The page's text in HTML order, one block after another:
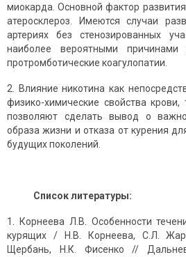
миокарда. Основной фактор
атеросклероз. Имеются случаи
артериях без стенозированных
наиболее вероятными
протромботические коагулопатии.
2. Влияние никотина как
физико-химические свойства
позволяют сделать вывод о
образа жизни и отказа от курения
будущих поколений.
Список литературы:
Корнеева Л.В. Особенности
курящих / Н.В. Корнеева, С.Л.
Щербань, Н.К. Фисенко //